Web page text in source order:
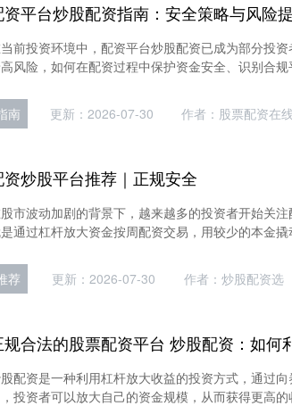
资平台炒股配资指南：安全策略与风险
前投资环境中，配资平台炒股配资已成为部分投
风险，如何在配资过程中保护资金安全、识别合
南 更新：2026-07-30 作者：股票配资在
资炒股平台推荐｜正规安全
市波动加剧的背景下，越来越多的投资者开始关
通过杠杆放大资金按周配资交易，用较少的本金
荐 更新：2026-07-30 作者：炒股配资选
配资是一种利用杠杆放大收益的投资方式，通过
投资者可以放大自己的资金规模，从而获得更高